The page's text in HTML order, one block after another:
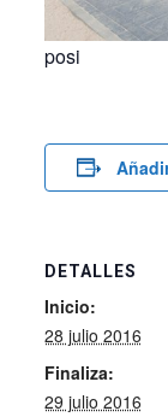
posi
DETALLES
Inicio:
28 julio 2016
Finaliza:
29 julio 2016